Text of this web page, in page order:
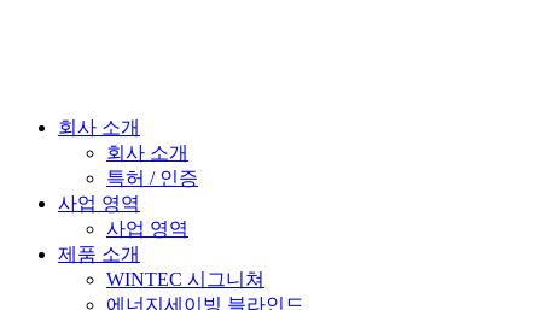
회사 소개
회사 소개
특허 / 인증
사업 영역
사업 영역
제품 소개
WINTEC 시그니쳐
에너지세이빙 블라인드